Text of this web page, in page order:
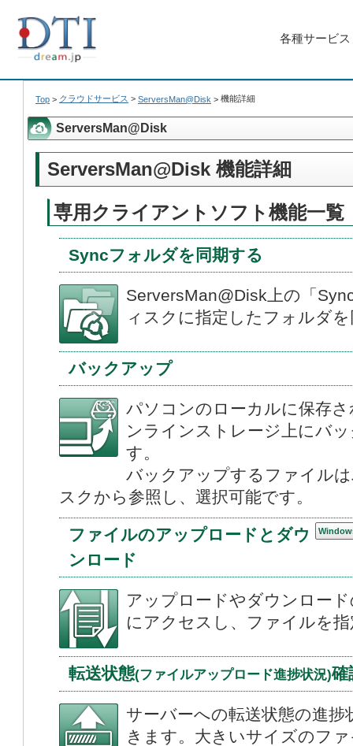
各種サービス
Top > クラウドサービス > ServersMan@Disk > 機能詳細
ServersMan@Disk
ServersMan@Disk 機能詳細
専用クライアントソフト機能一覧
Syncフォルダを同期する
ServersMan@Disk上の「
ィスクに指定したフォルダ
バックアップ
パソコンのローカルに保存
ンラインストレージ上にバ
す。
バックアップするファイル
スクから参照し、選択可能です。
ファイルのアップロードとダウ
ンロード
アップロードやダウンロー
にアクセスし、ファイルを
転送状態(ファイルアップロード進捗状況)確
サーバーへの転送状態の進
きます。大きいサイズのフ